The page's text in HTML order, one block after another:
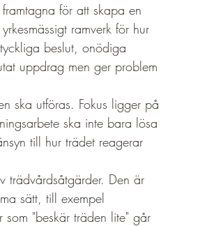
för att skapa en
ramverk för hur
beslut, onödiga
uppdrag men ger problem
ska utföras. Fokus ligger på
ska inte bara lösa
till hur trädet reagerar
Den är
sätt, till exempel
"beskär träden lite" går